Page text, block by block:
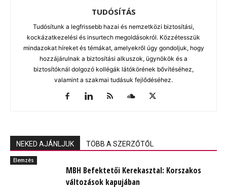
TUDÓSÍTÁS
Tudósítunk a legfrissebb hazai és nemzetközi biztosítási,
kockázatkezelési és insurtech megoldásokról. Közzétesszük
mindazokat híreket és témákat, amelyekről úgy gondoljuk, hogy
hozzájárulnak a biztosítási alkuszok, ügynökök és a
biztosítóknál dolgozó kollégák látókörének bővítéséhez,
valamint a szakmai tudásuk fejlődéséhez.
NEKED AJÁNLJUK TÖBB A SZERZŐTŐL
Elemzés
MBH Befektetői Kerekasztal: Korszakos
változások kapujában